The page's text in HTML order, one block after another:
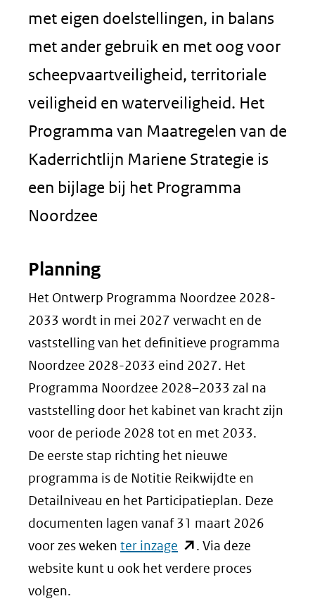
met eigen doelstellingen, in balans
met ander gebruik en met oog voor
scheepvaartveiligheid, territoriale
veiligheid en waterveiligheid. Het
Programma van Maatregelen van de
Kaderrichtlijn Mariene Strategie is
een bijlage bij het Programma
Noordzee
Planning
Het Ontwerp Programma Noordzee 2028-
2033 wordt in mei 2027 verwacht en de
vaststelling van het definitieve programma
Noordzee 2028-2033 eind 2027. Het
Programma Noordzee 2028–2033 zal na
vaststelling door het kabinet van kracht zijn
voor de periode 2028 tot en met 2033.
De eerste stap richting het nieuwe
programma is de Notitie Reikwijdte en
Detailniveau en het Participatieplan. Deze
documenten lagen vanaf 31 maart 2026
voor zes weken ter inzage (opent
in
. Via deze
website kunt u ook het verdere proces
volgen.